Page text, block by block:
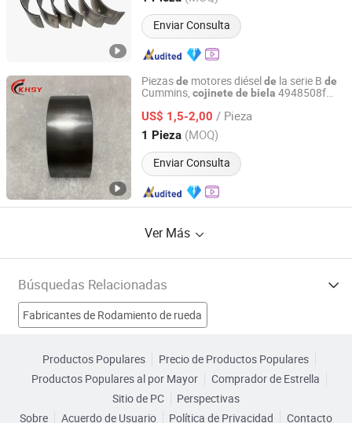
Enviar Consulta
Piezasde motores diéselde la serie B de
Cummins, cojinete de biela 4948508f
barco Cummins
US$ 1,5-2,00 / Pieza
1 Pieza (MOQ)
Enviar Consulta
Hubei Kanghai Shengyuan Electromechanical Equipment
Co., Ltd
Hubei, China Desde 2025
Ver Más
Búsquedas Relacionadas
Fabricantes de Rodamiento de rueda
Fabricantes de Rodamiento de Acero Inoxidable
Productos Populares
Precio de Productos Populares
Productos Populares al por Mayor
Comprador de Estrella
Sitio de PC
Perspectivas
Sobre
Acuerdo de Usuario Política de Privacidad Contacto